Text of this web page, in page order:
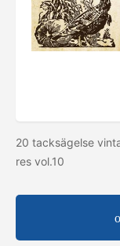
20 tacksägelse
res vol.10